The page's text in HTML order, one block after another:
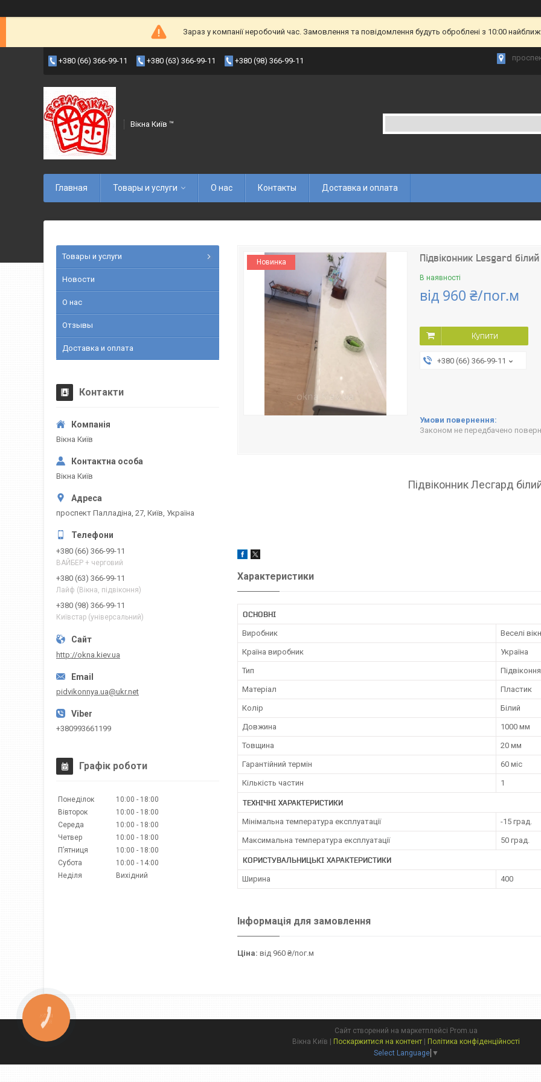
Зараз у компанії неробочий час. Замовлення та повідомлення будуть оброблені з 10:00
+380 (66) 366-99-11 +380 (63) 366-99-11 +380 (98) 366-99-11
Вікна Київ ™
Главная Товары и услуги О нас Контакты Доставка и оплата
Новинка Підвіконник Lesgard
В наявності
від 960 ₴/пог.м
Купити
+380 (66) 366-99-11
Законом не передбачено
Підвіконник Лесгард
Характеристики
ОСНОВНІ
Виробник Веселі
Країна виробник Україна
Тип Підвіконня
Матеріал Пластик
Колір Білий
Довжина 1000 мм
Товщина 20 мм
Гарантійний термін 60 міс
Кількість частин 1
ТЕХНІЧНІ ХАРАКТЕРИСТИКИ
Мінімальна температура експлуатації -15 град.
Максимальна температура експлуатації 50 град.
КОРИСТУВАЛЬНИЦЬКІ ХАРАКТЕРИСТИКИ
Ширина 400
Інформація для замовлення
Ціна: від 960 ₴/пог.м
Товары и услуги
Новости
О нас
Отзывы
Доставка и оплата
Контакти
Вікна Київ
Вікна Київ
проспект Палладіна, 27, Київ, Україна
+380 (66) 366-99-11
ВАЙБЕР + черговий
+380 (63) 366-99-11
Лайф (Вікна, підвіконня)
+380 (98) 366-99-11
Київстар (універсальний)
http://okna.kiev.ua
pidvikonnya.ua@ukr.net
+380993661199
Графік роботи
Понеділок 10:00
18:00
Вівторок
10:00
18:00
Середа
10:00
18:00
Четвер
10:00
18:00
Пʼятниця
10:00
18:00
Субота
10:00
14:00
Неділя
Вихідний
Сайт створений на маркетплейсі Prom.ua
Поскаржитися на контент
Політика конфіденційності
Select Language ▼
КНОПКА
ЗВ'ЯЗКУ